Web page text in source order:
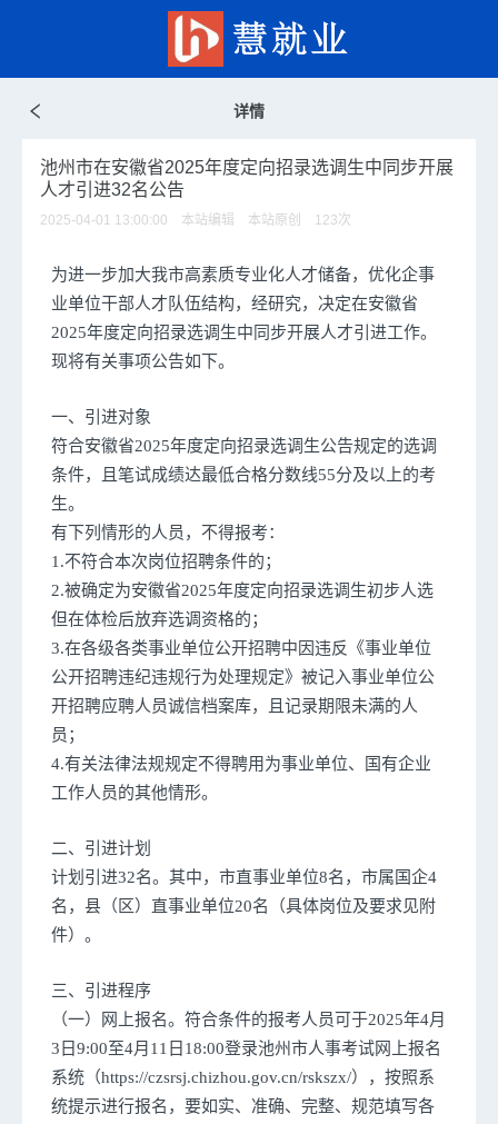
详情
池州市在安徽省2025年度定向招录选调生中同步开展
人才引进32名公告
2025-04-01 13:00:00 本站编辑 本站原创 123次
为进一步加大我市高素质专业化人才储备，优化企事
业单位干部人才队伍结构，经研究，决定在安徽省
2025年度定向招录选调生中同步开展人才引进工作。
现将有关事项公告如下。
一、引进对象
符合安徽省2025年度定向招录选调生公告规定的选调
条件，且笔试成绩达最低合格分数线55分及以上的考
生。
有下列情形的人员，不得报考：
1.不符合本次岗位招聘条件的；
2.被确定为安徽省2025年度定向招录选调生初步人选
但在体检后放弃选调资格的；
3.在各级各类事业单位公开招聘中因违反《事业单位
公开招聘违纪违规行为处理规定》被记入事业单位公
开招聘应聘人员诚信档案库，且记录期限未满的人
员；
4.有关法律法规规定不得聘用为事业单位、国有企业
工作人员的其他情形。
二、引进计划
计划引进32名。其中，市直事业单位8名，市属国企4
名，县（区）直事业单位20名（具体岗位及要求见附
件）。
三、引进程序
（一）网上报名。符合条件的报考人员可于2025年4月
3日9:00至4月11日18:00登录池州市人事考试网上报名
系统（https://czsrsj.chizhou.gov.cn/rskszx/），按照系
统提示进行报名，要如实、准确、完整、规范填写各